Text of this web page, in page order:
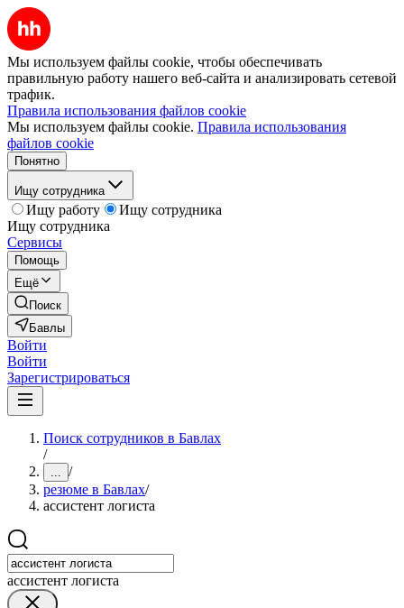
Мы используем файлы cookie, чтобы обеспечивать
правильную работу нашего веб-сайта и анализировать сетевой
трафик.
Правила использования файлов cookie
Мы используем файлы cookie. Правила использования
файлов cookie
Понятно
Ищу сотрудника
Ищу работу
Ищу сотрудника
Ищу сотрудника
Сервисы
Помощь
Ещё
Поиск
Бавлы
Войти
Войти
Зарегистрироваться
Поиск сотрудников в Бавлах
/
... /
резюме в Бавлах/
ассистент логиста
ассистент логиста